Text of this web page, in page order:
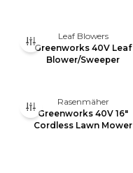
Leaf Blowers
Greenworks 40V Leaf
Blower/Sweeper
Rasenmäher
Greenworks 40V 16"
Cordless Lawn Mower